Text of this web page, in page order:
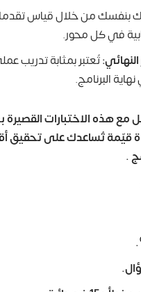
بنفسك من خلال قياس
في كل محور.
تُعتبر بمثابة تدريب
البرنامج.
مع هذه الاختبارات القصيرة
قيّمة تُساعدك على تحقيق
.